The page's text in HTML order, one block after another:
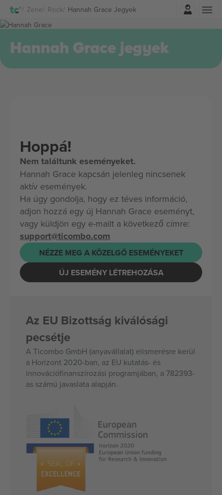
Zene Rock Hannah Grace JegyekBelépés
Hannah Grace jegyek
Hoppá!
Nem találtunk eseményeket.
Hannah Grace kapcsán jelenleg nincsenek
aktív események.
Ha úgy gondolja, hogy ez téves információ,
adjon hozzá egy új Hannah Grace eseményt,
vagy küldjön egy e-mailt a következő címre:
support@ticombo.com
NÉZZE MEG A KÖZELGŐ ESEMÉNYEKET
ÚJ ESEMÉNY LÉTREHOZÁSA
Az EU Bizottság kiválósági
pecsétje
A Ticombo GmbH (anyavállalat) elismerésre kerül
a Horizont 2020-ban, az EU kutatás- és
innovációfinanszírozási programjában, a 782393-
as számú javaslata alapján.